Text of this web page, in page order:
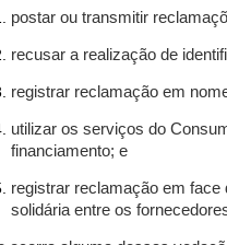
postar ou transmitir
recusar a realização de
registrar reclamação em
utilizar os serviços do
financiamento; e
registrar reclamação em
solidária entre os